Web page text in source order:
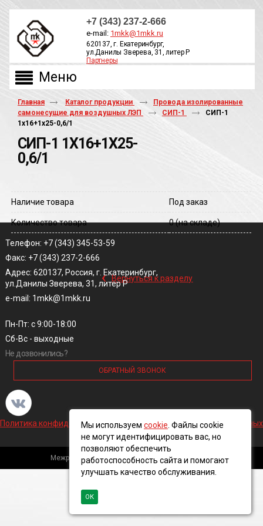
+7 (343) 237-2-666
e-mail: 1mkk@1mkk.ru
620137, г. Екатеринбург,
ул.Данилы Зверева, 31, литер Р
Партнеры
Главная Каталог продукции
Провода изолированные
самонесущие для воздушных ЛЭП
СИП-1
СИП-1
1х16+1х25-0,6/1
СИП-1 1Х16+1Х25-
0,6/1
Наличие товара Под заказ
Количество товара 0(на складе)
‹ Вернуться к разделу
Телефон: +7 (343) 345-53-59
Факс: +7 (343) 237-2-666
Адрес: 620137, Россия, г. Екатеринбург,
ул.Данилы Зверева, 31, литер Р
e-mail: 1mkk@1mkk.ru
Пн-Пт: с 9:00-18:00
Сб-Вс - выходные
Не дозвонились?
ОБРАТНЫЙ ЗВОНОК
Политика конфиденциальности и обработки персональных данных
Межрегиональная кабельная компания, 2016 ©
Мы используем cookie . Файлы cookie
не могут идентифицировать вас, но
позволяют обеспечить
работоспособность сайта и помогают
улучшать качество обслуживания.
ОК